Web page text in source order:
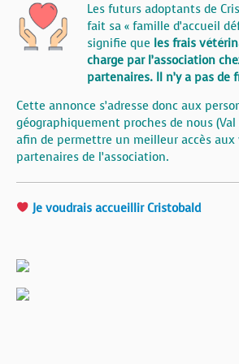
Les futurs adoptants de
fait sa « famille d’accueil
signifie que les frais
charge par l’association
partenaires. Il n’y a pas de
Cette annonce s’adresse donc aux
géographiquement proches de nous (Val
afin de permettre un meilleur accès
partenaires de l’association.
Je voudrais accueillir Cristobald